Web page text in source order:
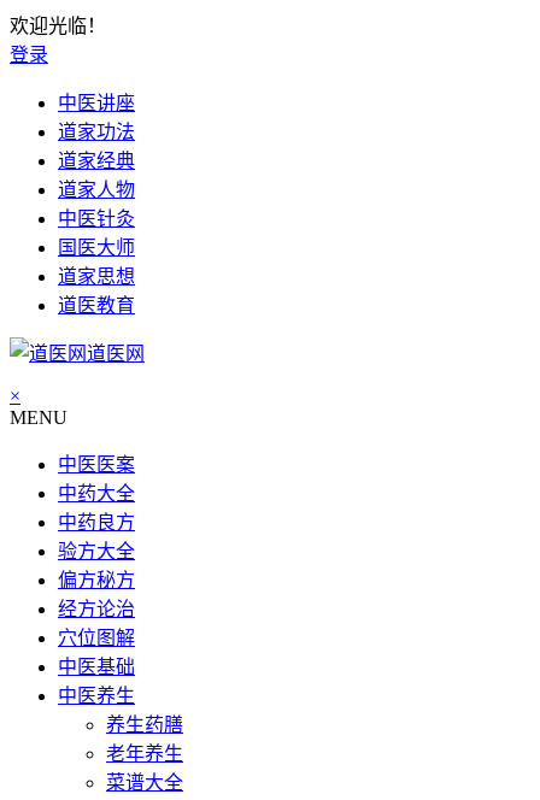
欢迎光临！
登录
中医讲座
道家功法
道家经典
道家人物
中医针灸
国医大师
道家思想
道医教育
道医网
×
MENU
中医医案
中药大全
中药良方
验方大全
偏方秘方
经方论治
穴位图解
中医基础
中医养生
养生药膳
老年养生
菜谱大全